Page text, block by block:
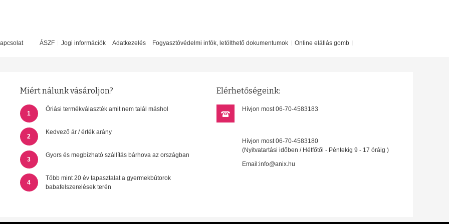
ÁSZF Jogi információk Adatkezelés Fogyasztóvédelmi infók, letölthető dokumentumok Online elállás gomb
Miért nálunk vásároljon?
1
Óriási termékválaszték amit nem talál máshol
2
Kedvező ár / érték arány
3
Gyors és megbízható szállítás bárhova az országban
4
Több mint 20 év tapasztalat a gyermekbútorok
babafelszerelések terén
Elérhetőségeink:
Hívjon most 06-70-4583183
Hívjon most 06-70-4583180
(Nyitvatartási időben / Hétfőtől - Péntekig 9 - 17 óráig )
Email:info@anix.hu